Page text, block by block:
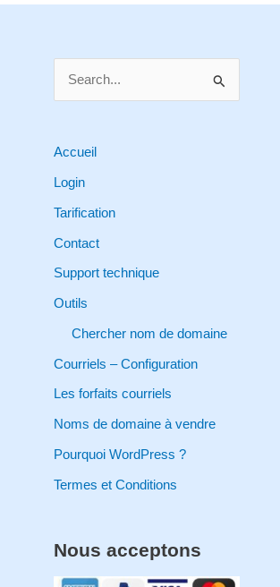
e
r
c
h
:
Accueil
Login
Tarification
Contact
Support technique
Outils
Chercher nom de domaine
Courriels – Configuration
Les forfaits courriels
Noms de domaine à vendre
Pourquoi WordPress ?
Termes et Conditions
Nous acceptons